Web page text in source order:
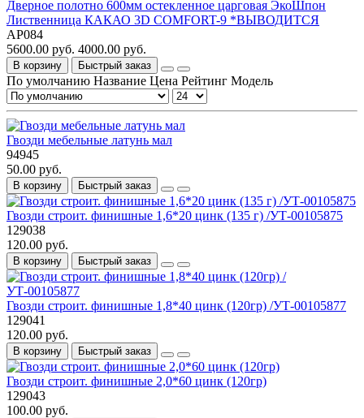
Дверное полотно 600мм остекленное царговая ЭкоШпон
Лиственница КАКАО 3D COMFORT-9 *ВЫВОДИТСЯ
АР084
5600.00 руб. 4000.00 руб.
В корзину Быстрый заказ
По умолчанию Название Цена Рейтинг Модель
Гвозди мебельные латунь мал
94945
50.00 руб.
В корзину Быстрый заказ
Гвозди строит. финишные 1,6*20 цинк (135 г) /УТ-00105875
129038
120.00 руб.
В корзину Быстрый заказ
Гвозди строит. финишные 1,8*40 цинк (120гр) /УТ-00105877
129041
120.00 руб.
В корзину Быстрый заказ
Гвозди строит. финишные 2,0*60 цинк (120гр)
129043
100.00 руб.